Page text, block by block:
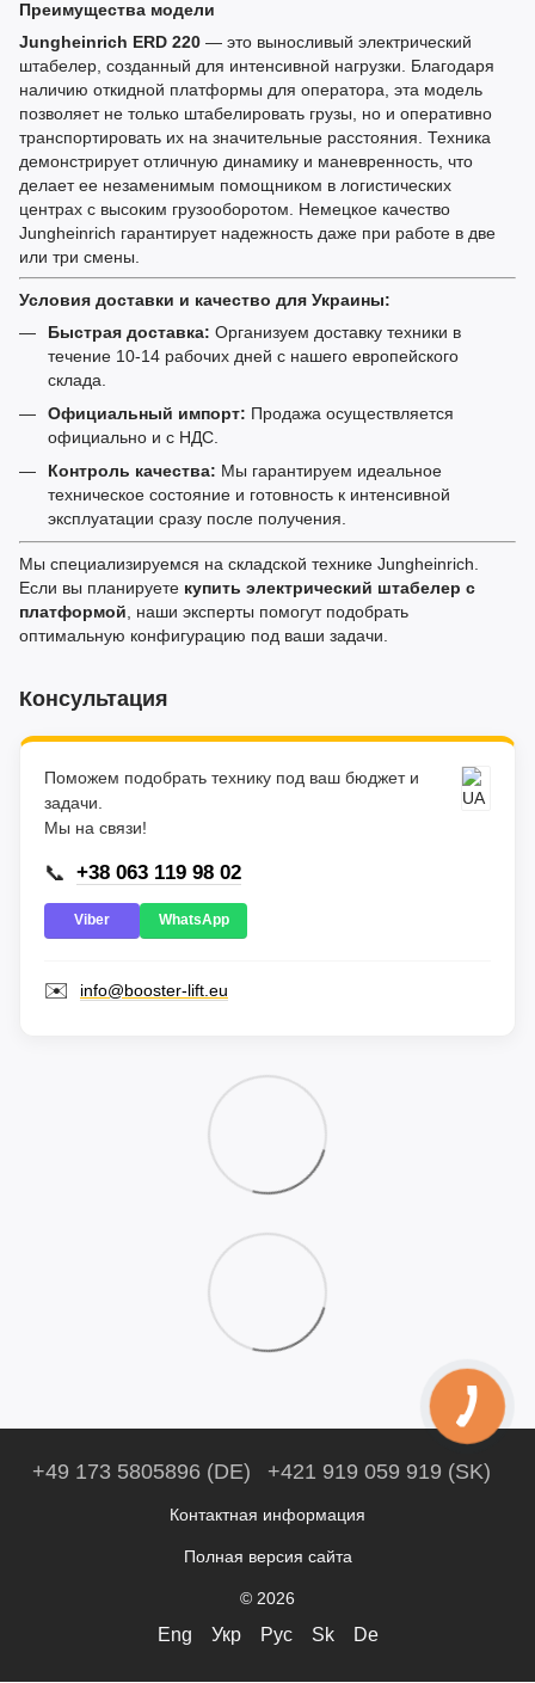
Преимущества модели
Jungheinrich ERD 220 — это выносливый электрический
штабелер, созданный для интенсивной нагрузки. Благодаря
наличию откидной платформы для оператора, эта модель
позволяет не только штабелировать грузы, но и оперативно
транспортировать их на значительные расстояния. Техника
демонстрирует отличную динамику и маневренность, что
делает ее незаменимым помощником в логистических
центрах с высоким грузооборотом. Немецкое качество
Jungheinrich гарантирует надежность даже при работе в две
или три смены.
Условия доставки и качество для Украины:
Быстрая доставка: Организуем доставку техники в
течение 10-14 рабочих дней с нашего европейского
склада.
Официальный импорт: Продажа осуществляется
официально и с НДС.
Контроль качества: Мы гарантируем идеальное
техническое состояние и готовность к интенсивной
эксплуатации сразу после получения.
Мы специализируемся на складской технике Jungheinrich.
Если вы планируете купить электрический штабелер с
платформой , наши эксперты помогут подобрать
оптимальную конфигурацию под ваши задачи.
Консультация
Поможем подобрать технику под ваш бюджет и
задачи.
Мы на связи!
📞 +38 063 119 98 02
Viber WhatsApp
✉️ info@booster-lift.eu
+49 173 5805896 (DE) +421 919 059 919 (SK)
Контактная информация
Полная версия сайта
© 2026
Eng Укр Рус Sk De